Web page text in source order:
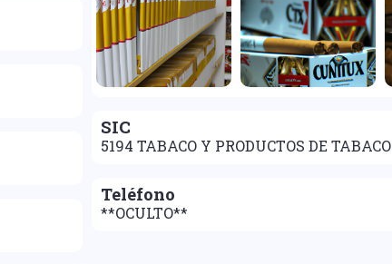
SIC
5194 TABACO Y PRODUCTOS DE TABACO
Teléfono
**OCULTO**